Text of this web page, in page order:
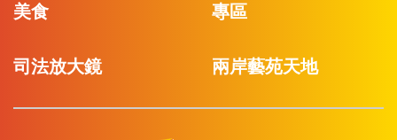
美食 專區
司法放大鏡 兩岸藝苑天地